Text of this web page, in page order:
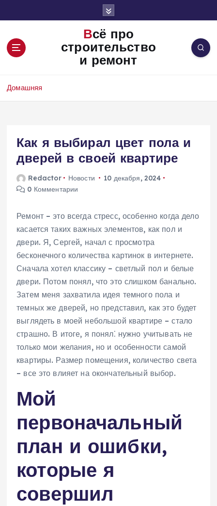
Всё про
строительство
и ремонт
Домашняя
Как я выбирал цвет пола и
дверей в своей квартире
Redactor Новости
10 декабря, 2024
0 Комментарии
Ремонт – это всегда стресс, особенно когда дело
касается таких важных элементов, как пол и
двери. Я, Сергей, начал с просмотра
бесконечного количества картинок в интернете.
Сначала хотел классику – светлый пол и белые
двери. Потом понял, что это слишком банально.
Затем меня захватила идея темного пола и
темных же дверей, но представил, как это будет
выглядеть в моей небольшой квартире – стало
страшно. В итоге, я понял⁚ нужно учитывать не
только мои желания, но и особенности самой
квартиры. Размер помещения, количество света
– все это влияет на окончательный выбор.
Мой
первоначальный
план и ошибки,
которые я
совершил